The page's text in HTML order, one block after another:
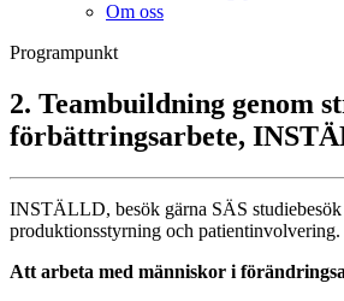
Om oss
Programpunkt
2. Teambuildning genom
förbättringsarbete,
INSTÄLLD, besök gärna SÄS studiebesök
produktionsstyrning och patientinvolvering.
Att arbeta med människor i